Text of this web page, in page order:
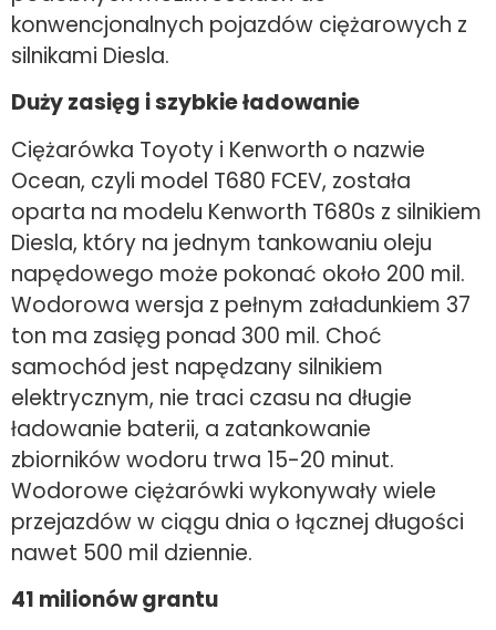
konwencjonalnych pojazdów ciężarowych z
silnikami Diesla.
Duży zasięg i szybkie ładowanie
Ciężarówka Toyoty i Kenworth o nazwie
Ocean, czyli model T680 FCEV, została
oparta na modelu Kenworth T680s z silnikiem
Diesla, który na jednym tankowaniu oleju
napędowego może pokonać około 200 mil.
Wodorowa wersja z pełnym załadunkiem 37
ton ma zasięg ponad 300 mil. Choć
samochód jest napędzany silnikiem
elektrycznym, nie traci czasu na długie
ładowanie baterii, a zatankowanie
zbiorników wodoru trwa 15-20 minut.
Wodorowe ciężarówki wykonywały wiele
przejazdów w ciągu dnia o łącznej długości
nawet 500 mil dziennie.
41 milionów grantu